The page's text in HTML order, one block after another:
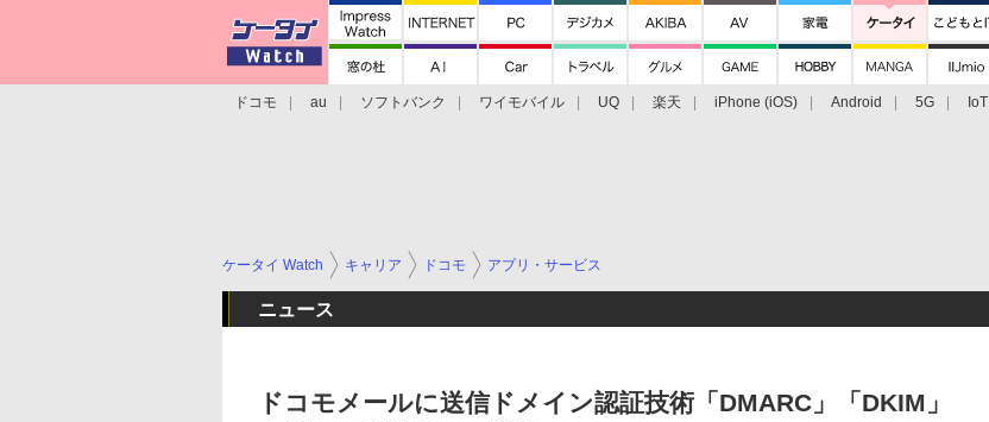
ドコモ au ソフトバンク ワイモバイル UQ 楽天 iPhone (iOS) Android 5G IoT
ケータイ Watch キャリア ドコモ アプリ・サービス
ニュース
ドコモメールに送信ドメイン認証技術「DMARC」「DKIM」